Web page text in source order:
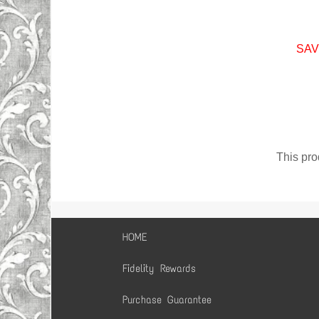
HOME
Fidelity Rewards
Purchase Guarantee
This